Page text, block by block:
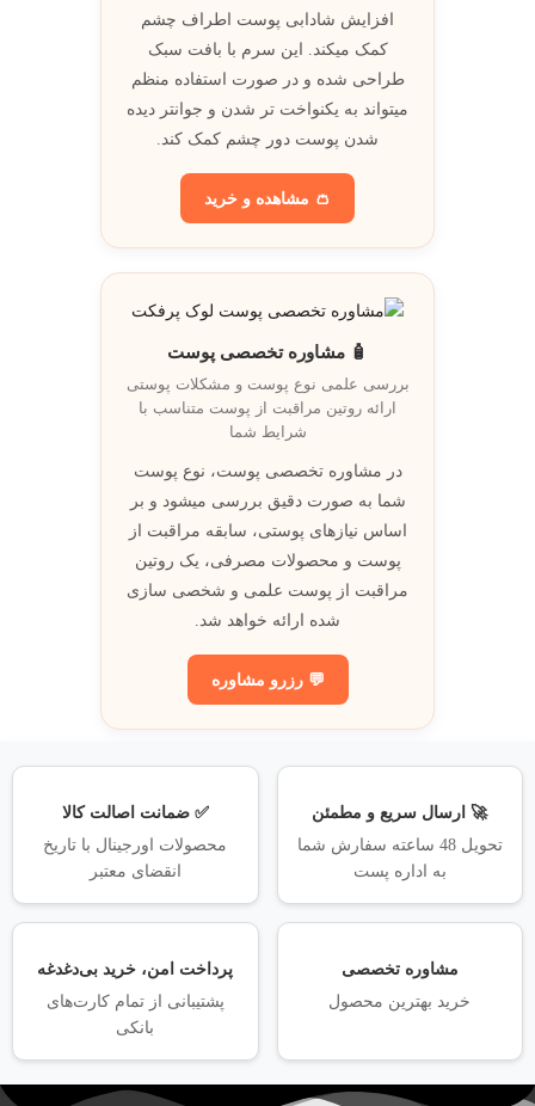
افزایش شادابی پوست اطراف چشم
کمک میکند. اين سرم با بافت سبک
طراحی شده و در صورت استفاده منظم
ميتواند به يکنواخت تر شدن و جوانتر ديده
شدن پوست دور چشم کمک کند.
👛 مشاهده و خريد
🧴 مشاوره تخصصی پوست
بررسی علمی نوع پوست و مشکلات پوستی
ارائه روتين مراقبت از پوست متناسب با
شرايط شما
در مشاوره تخصصی پوست، نوع پوست
شما به صورت دقيق بررسی ميشود و بر
اساس نيازهای پوستی، سابقه مراقبت از
پوست و محصولات مصرفی، يک روتين
مراقبت از پوست علمی و شخصی سازی
شده ارائه خواهد شد.
💬 رزرو مشاوره
🚀 ارسال سریع و مطمئن
تحویل 48 ساعته سفارش شما
به اداره پست
✅ ضمانت اصالت کالا
محصولات اورجینال با تاریخ
انقضای معتبر
مشاوره تخصصی
خرید بهترین محصول
پرداخت امن، خرید بی‌دغدغه
پشتیبانی از تمام کارت‌های
بانکی